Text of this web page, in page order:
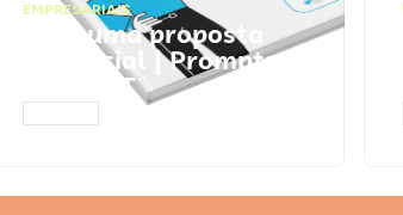
EMPRESARIAIS
Faça uma proposta
comercial | Prompts
ChatGPT